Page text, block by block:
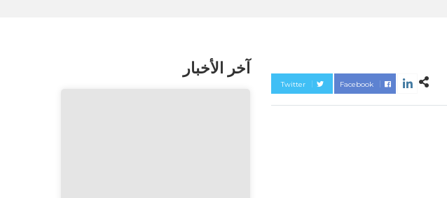
Twitter Facebook
آخر الأخبار